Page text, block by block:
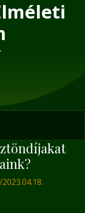
/2023.04.18.